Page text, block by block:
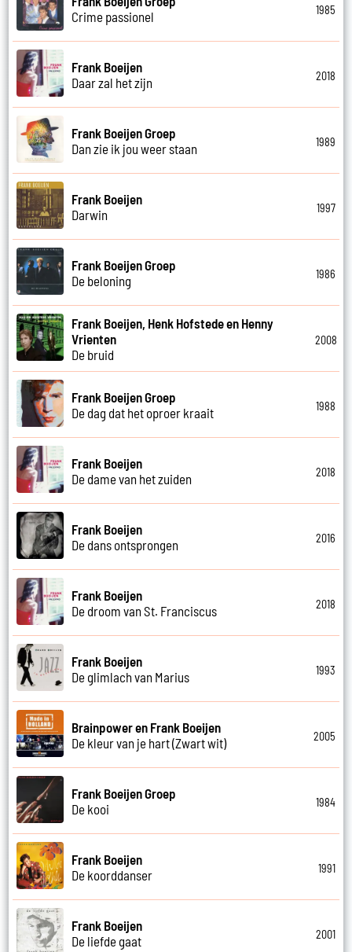
Crime passionel
1985
Frank Boeijen
Daar zal het zijn
2018
Frank Boeijen Groep
Dan zie ik jou weer staan
1989
Frank Boeijen
Darwin
1997
Frank Boeijen Groep
De beloning
1986
Frank Boeijen, Henk Hofstede en Henny
Vrienten
De bruid
2008
Frank Boeijen Groep
De dag dat het oproer kraait
1988
Frank Boeijen
De dame van het zuiden
2018
Frank Boeijen
De dans ontsprongen
2016
Frank Boeijen
De droom van St. Franciscus
2018
Frank Boeijen
De glimlach van Marius
1993
Brainpower en Frank Boeijen
De kleur van je hart (Zwart wit)
2005
Frank Boeijen Groep
De kooi
1984
Frank Boeijen
De koorddanser
1991
Frank Boeijen
De liefde gaat
2001